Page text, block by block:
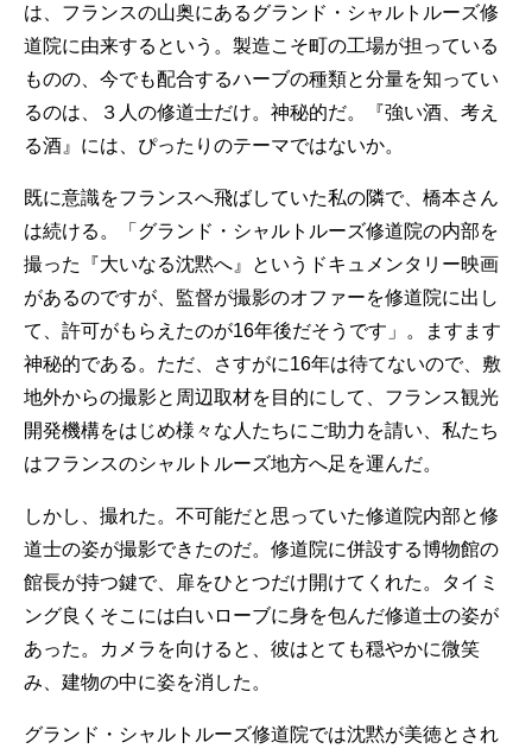
は、フランスの山奥にあるグランド・シャルトルーズ修
道院に由来するという。製造こそ町の工場が担っている
ものの、今でも配合するハーブの種類と分量を知ってい
るのは、３人の修道士だけ。神秘的だ。『強い酒、考え
る酒』には、ぴったりのテーマではないか。
既に意識をフランスへ飛ばしていた私の隣で、橋本さん
は続ける。「グランド・シャルトルーズ修道院の内部を
撮った『大いなる沈黙へ』というドキュメンタリー映画
があるのですが、監督が撮影のオファーを修道院に出し
て、許可がもらえたのが16年後だそうです」。ますます
神秘的である。ただ、さすがに16年は待てないので、敷
地外からの撮影と周辺取材を目的にして、フランス観光
開発機構をはじめ様々な人たちにご助力を請い、私たち
はフランスのシャルトルーズ地方へ足を運んだ。
しかし、撮れた。不可能だと思っていた修道院内部と修
道士の姿が撮影できたのだ。修道院に併設する博物館の
館長が持つ鍵で、扉をひとつだけ開けてくれた。タイミ
ング良くそこには白いローブに身を包んだ修道士の姿が
あった。カメラを向けると、彼はとても穏やかに微笑
み、建物の中に姿を消した。
グランド・シャルトルーズ修道院では沈黙が美徳とされ